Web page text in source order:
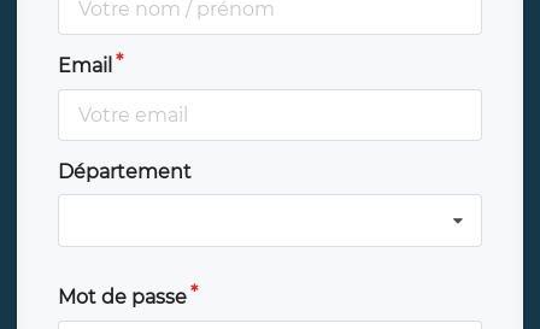
Email
Département
Mot de passe